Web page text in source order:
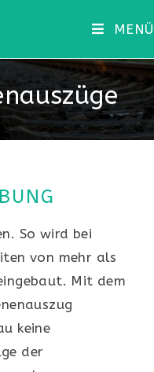
MENÜ
So wird bei
von mehr als
Mit dem
keine
der